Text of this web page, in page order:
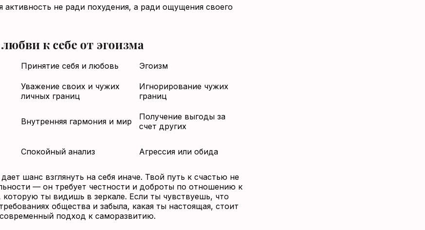
активность не ради похудения, а ради ощущения своего
к себе от эгоизма
Принятие себя и любовь Эгоизм
Уважение своих и чужих
личных границ
Игнорирование чужих
границ
Внутренняя гармония и мир
Получение выгоды за
счет других
Спокойный анализ Агрессия или обида
шанс взглянуть на себя иначе. Твой путь к счастью не
— он требует честности и доброты по отношению к
ты видишь в зеркале. Если ты чувствуешь, что
общества и забыла, какая ты настоящая, стоит
подход к саморазвитию.